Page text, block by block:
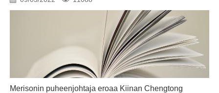
Merisonin puheenjohtaja eroaa Kiinan Chengtong